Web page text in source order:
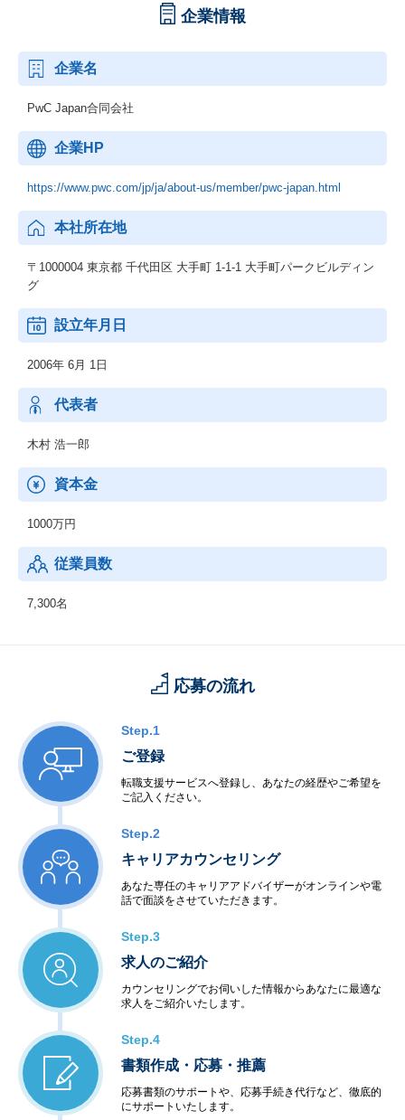
企業情報
企業名
PwC Japan合同会社
企業HP
https://www.pwc.com/jp/ja/about-us/member/pwc-japan.html
本社所在地
〒1000004 東京都 千代田区 大手町 1‐1‐1 大手町パークビルディン
グ
設立年月日
2006年 6月 1日
代表者
木村 浩一郎
資本金
1000万円
従業員数
7,300名
応募の流れ
Step.1
ご登録
転職支援サービスへ登録し、あなたの経歴やご希望を
ご記入ください。
Step.2
キャリアカウンセリング
あなた専任のキャリアアドバイザーがオンラインや電
話で面談をさせていただきます。
Step.3
求人のご紹介
カウンセリングでお伺いした情報からあなたに最適な
求人をご紹介いたします。
Step.4
書類作成・応募・推薦
応募書類のサポートや、応募手続き代行など、徹底的
にサポートいたします。